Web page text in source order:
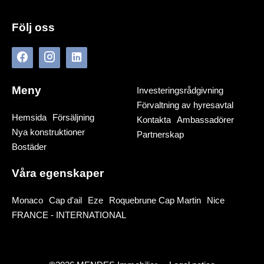
Följ oss
Meny
Hemsida
Försäljning
Nya konstruktioner
Bostäder
Investeringsrådgivning
Förvaltning av hyresavtal
Kontakta
Ambassadörer
Partnerskap
Våra egenskaper
Monaco Cap d'ail Eze Roquebrune Cap Martin
Nice
FRANCE - INTERNATIONAL